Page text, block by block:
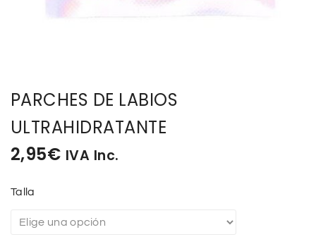
PARCHES DE LABIOS
ULTRAHIDRATANTE
2,95€ IVA Inc.
Talla